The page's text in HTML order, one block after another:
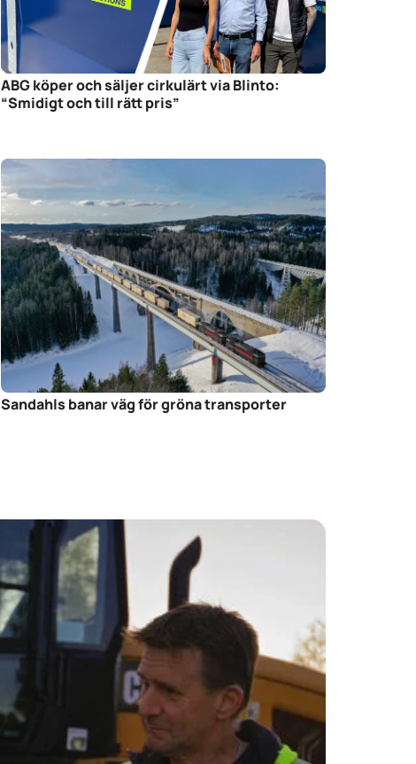
ABG köper och säljer cirkulärt via Blinto:
“Smidigt och till rätt pris”
Sandahls banar väg för gröna transporter